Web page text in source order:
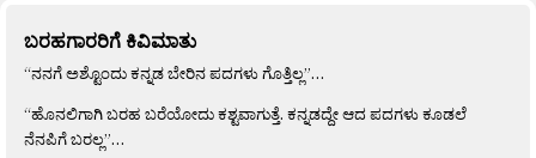
ಬರಹಗಾರರಿಗೆ ಕಿವಿಮಾತು
“ನನಗೆ ಅಶ್ಟೊಂದು ಕನ್ನಡ ಬೇರಿನ ಪದಗಳು ಗೊತ್ತಿಲ್ಲ”…
“ಹೊನಲಿಗಾಗಿ ಬರಹ ಬರೆಯೋದು ಕಶ್ಟವಾಗುತ್ತೆ. ಕನ್ನಡದ್ದೇ ಆದ ಪದಗಳು ಕೂಡಲೆ
ನೆನಪಿಗೆ ಬರಲ್ಲ”…